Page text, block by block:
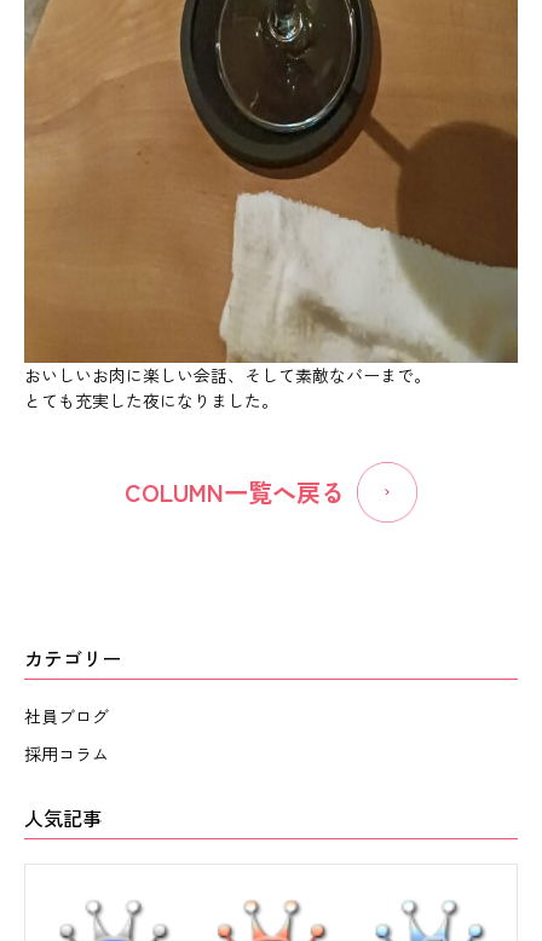
おいしいお肉に楽しい会話、そして素敵なバーまで。
とても充実した夜になりました。
COLUMN一覧へ戻る
カテゴリー
社員ブログ
採用コラム
人気記事